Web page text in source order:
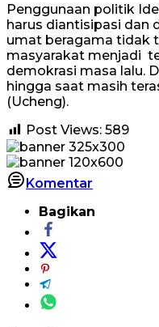
Penggunaan politik
harus diantisipasi dan
umat beragama tidak
masyarakat menjadi
demokrasi masa lalu.
hingga saat masih
(Ucheng).
Post Views: 589
Komentar
Bagikan